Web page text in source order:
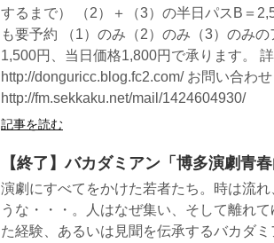
するまで） （2）＋（3）の半日パスB＝
も要予約 （1）のみ（2）のみ（3）のみ
1,500円、当日価格1,800円で承ります。
http://donguricc.blog.fc2.com/ お問い合わ
http://fm.sekkaku.net/mail/1424604930/
記事を読む
【終了】バカダミアン「博多演劇青
演劇にすべてをかけた若者たち。時は流
うな・・・。人はなぜ集い、そして離れ
た経験、あるいは見聞を伝承するバカダ